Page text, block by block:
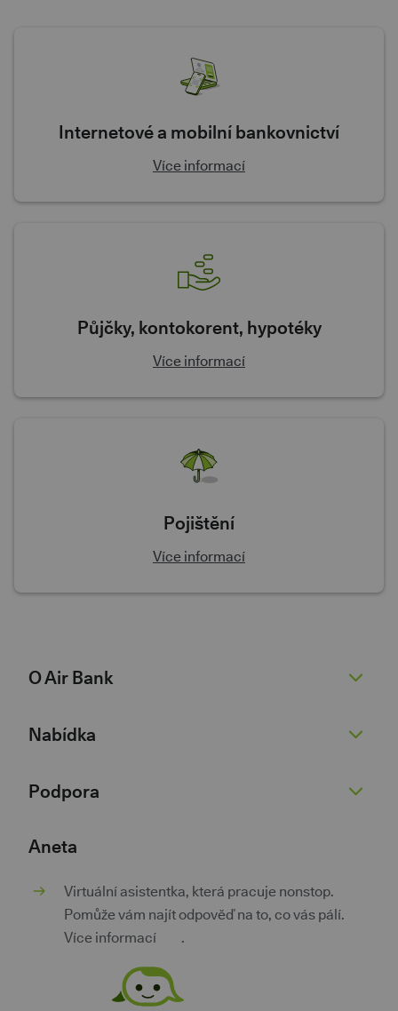
Internetové a mobilní bankovnictví
Více informací
Půjčky, kontokorent, hypotéky
Více informací
Pojištění
Více informací
O Air Bank
O nás
Dokumenty
Kontakty
Nabídka
Půjčky
Hypotéky
Investice a spoření
Výhody za věrnost
Podpora
Nenaleťte podvodníkům
Poradna
Pokračovat v žádosti
Bezpečnost a soukromí
Aneta
Virtuální asistentka, která pracuje nonstop.
Pomůže vám najít odpověď na to, co vás pálí.
Více informací
.